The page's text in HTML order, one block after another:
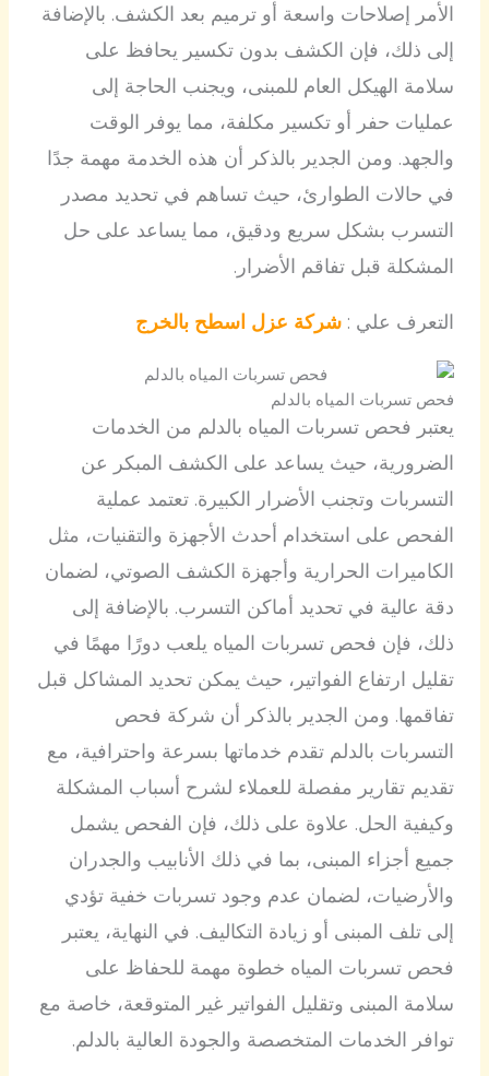
الأمر إصلاحات واسعة أو ترميم بعد الكشف. بالإضافة
إلى ذلك، فإن الكشف بدون تكسير يحافظ على
سلامة الهيكل العام للمبنى، ويجنب الحاجة إلى
عمليات حفر أو تكسير مكلفة، مما يوفر الوقت
والجهد. ومن الجدير بالذكر أن هذه الخدمة مهمة جدًا
في حالات الطوارئ، حيث تساهم في تحديد مصدر
التسرب بشكل سريع ودقيق، مما يساعد على حل
المشكلة قبل تفاقم الأضرار.
التعرف علي :شركة عزل اسطح بالخرج
فحص تسربات المياه بالدلم
يعتبر فحص تسربات المياه بالدلم من الخدمات
الضرورية، حيث يساعد على الكشف المبكر عن
التسربات وتجنب الأضرار الكبيرة. تعتمد عملية
الفحص على استخدام أحدث الأجهزة والتقنيات، مثل
الكاميرات الحرارية وأجهزة الكشف الصوتي، لضمان
دقة عالية في تحديد أماكن التسرب. بالإضافة إلى
ذلك، فإن فحص تسربات المياه يلعب دورًا مهمًا في
تقليل ارتفاع الفواتير، حيث يمكن تحديد المشاكل قبل
تفاقمها. ومن الجدير بالذكر أن شركة فحص
التسربات بالدلم تقدم خدماتها بسرعة واحترافية، مع
تقديم تقارير مفصلة للعملاء لشرح أسباب المشكلة
وكيفية الحل. علاوة على ذلك، فإن الفحص يشمل
جميع أجزاء المبنى، بما في ذلك الأنابيب والجدران
والأرضيات، لضمان عدم وجود تسربات خفية تؤدي
إلى تلف المبنى أو زيادة التكاليف. في النهاية، يعتبر
فحص تسربات المياه خطوة مهمة للحفاظ على
سلامة المبنى وتقليل الفواتير غير المتوقعة، خاصة مع
توافر الخدمات المتخصصة والجودة العالية بالدلم.